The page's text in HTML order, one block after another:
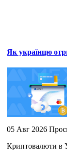
Як українцю
05 Авг 2026
Криптовалюти в